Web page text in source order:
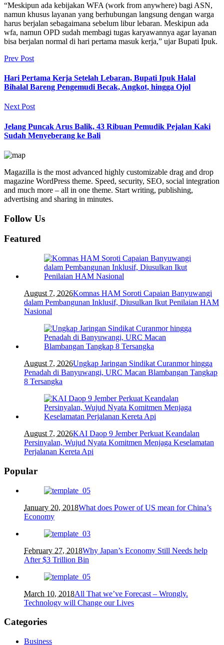
“Meskipun ada kebijakan WFA (work from anywhere) bagi ASN,
namun khusus layanan yang berhubungan langsung dengan warga
harus berjalan sebagaimana sebelum libur lebaran. Meskipun ada
wfa, namun OPD sudah membagi tugas karyawannya agar layanan
bisa berjalan normal di hari pertama masuk kerja,” ujar Bupati Ipuk.
Prev Post
Hari Pertama Kerja Setelah Lebaran, Bupati Ipuk Halal
Bihalal Bareng Pengemudi Becak, Angkot, hingga Ojol
Next Post
Jelang Puncak Arus Balik, 43 Ribuan Pemudik Pejalan Kaki
Sudah Menyeberang ke Bali
Magazilla is the most advanced highly customizable drag and drop
magazine WordPress theme. Speed, security, SEO, social integration
and much more – all in one theme. Start writing, publishing,
advertising and sharing in minutes.
Follow Us
Featured
August 7, 2026Komnas HAM Soroti Capaian Banyuwangi
dalam Pembangunan Inklusif, Diusulkan Ikut Penilaian HAM
Nasional
August 7, 2026Ungkap Jaringan Sindikat Curanmor hingga
Penadah di Banyuwangi, URC Macan Blambangan Tangkap
8 Tersangka
August 7, 2026KAI Daop 9 Jember Perkuat Keandalan
Persinyalan, Wujud Nyata Komitmen Menjaga Keselamatan
Perjalanan Kereta Api
Popular
January 20, 2018What does Power of US mean for China’s
Economy
February 27, 2018Why Japan’s Economy Still Needs help
After $3 Trillion Bin
March 10, 2018All That we’ve Forecast – Wrongly.
Technology will Change our Lives
Categories
Business